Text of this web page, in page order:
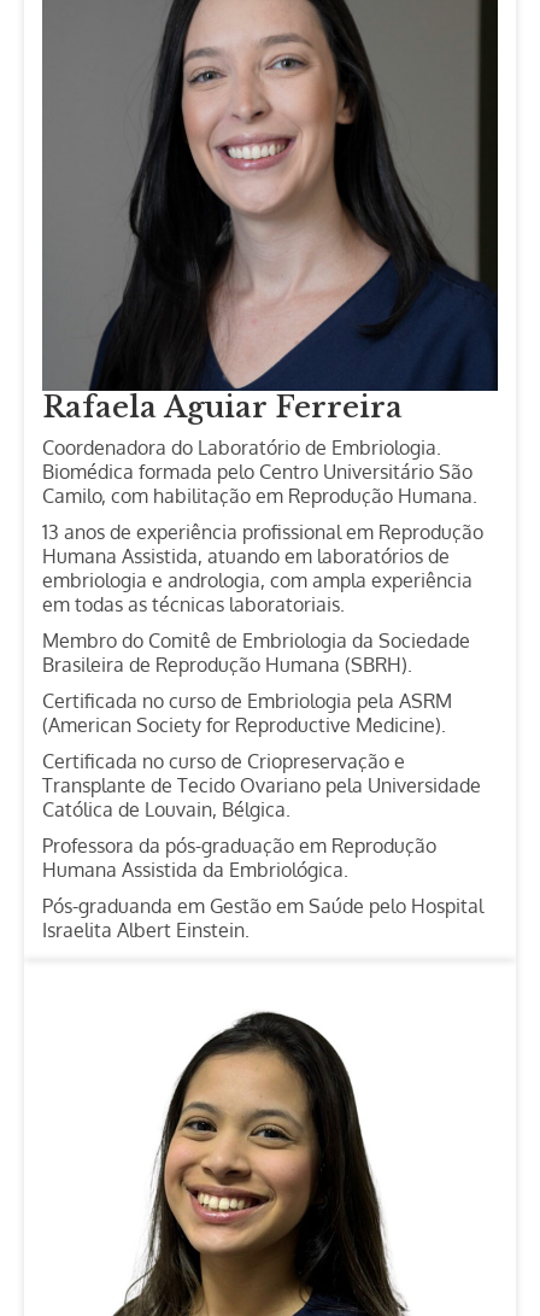
Rafaela Aguiar Ferreira
Coordenadora do Laboratório de Embriologia.
Biomédica formada pelo Centro Universitário São
Camilo, com habilitação em Reprodução Humana.
13 anos de experiência profissional em Reprodução
Humana Assistida, atuando em laboratórios de
embriologia e andrologia, com ampla experiência
em todas as técnicas laboratoriais.
Membro do Comitê de Embriologia da Sociedade
Brasileira de Reprodução Humana (SBRH).
Certificada no curso de Embriologia pela ASRM
(American Society for Reproductive Medicine).
Certificada no curso de Criopreservação e
Transplante de Tecido Ovariano pela Universidade
Católica de Louvain, Bélgica.
Professora da pós-graduação em Reprodução
Humana Assistida da Embriológica.
Pós-graduanda em Gestão em Saúde pelo Hospital
Israelita Albert Einstein.